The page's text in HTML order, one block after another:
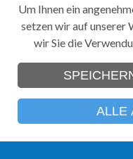
Steuerkanzlei Jobst
Zwickauer Straße 208
09116 Chemnitz
+49 (0)371 366 74 40
Telefax:
Um Ihnen ein
setzen wir auf unserer
wir Sie die
ALLE